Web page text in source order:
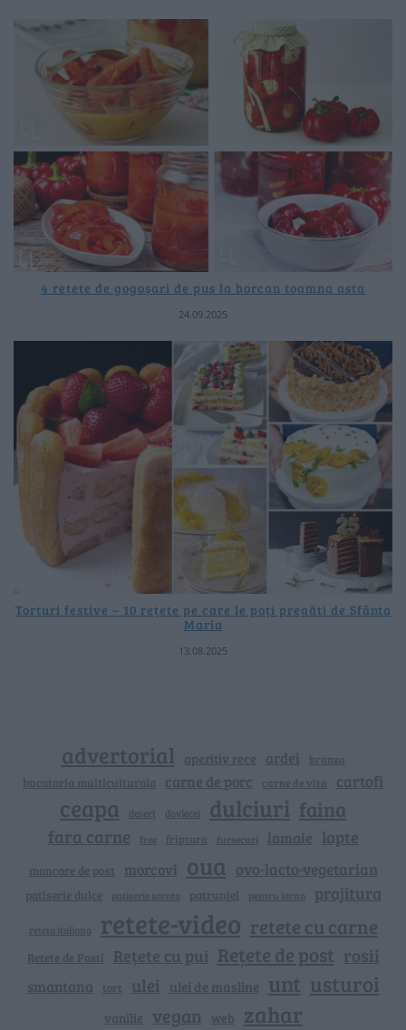
4 rețete de gogoșari de pus la borcan toamna asta
24.09.2025
Torturi festive – 10 rețete pe care le poți pregăti de Sfânta
Maria
13.08.2025
advertorial aperitiv rece ardei branza
bucataria multiculturala carne de porc carne de vita cartofi
ceapa desert dovlecei dulciuri faina
fara carne free friptura fursecuri lamaie lapte
mancare de post morcovi oua ovo-lacto-vegetarian
patiserie dulce patiserie sarata patrunjel pentru iarna prajitura
reteta italiana retete-video retete cu carne
Retete de Pasti Rețete cu pui Rețete de post rosii
smantana tort ulei ulei de masline unt usturoi
vanilie vegan web zahar